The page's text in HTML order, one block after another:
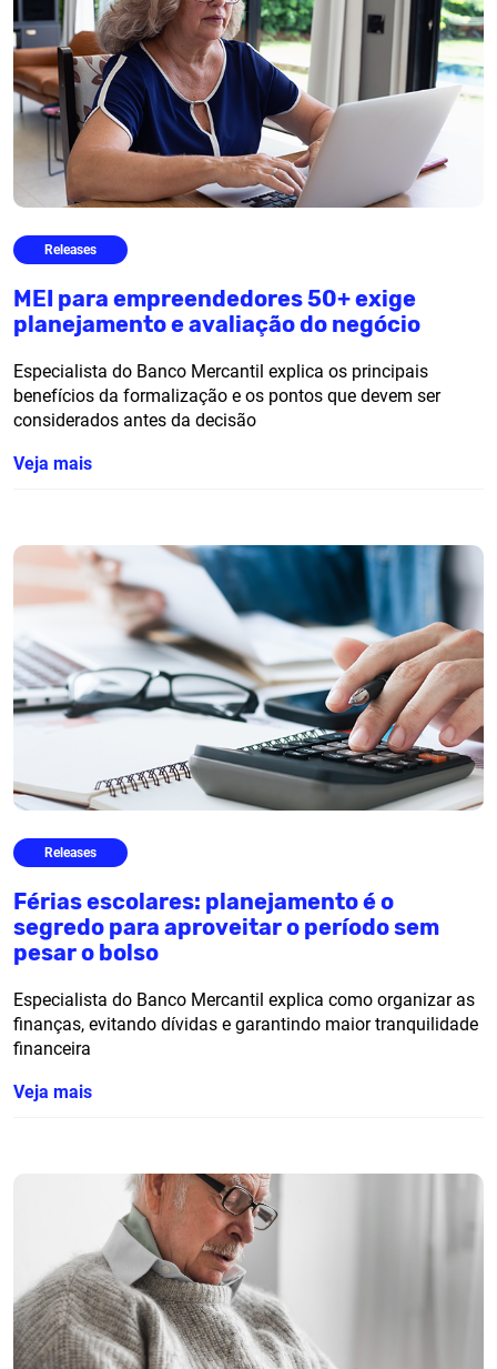
Releases
MEI para empreendedores 50+ exige
planejamento e avaliação do negócio
Especialista do Banco Mercantil explica os principais
benefícios da formalização e os pontos que devem ser
considerados antes da decisão
Veja mais
Releases
Férias escolares: planejamento é o
segredo para aproveitar o período sem
pesar o bolso
Especialista do Banco Mercantil explica como organizar as
finanças, evitando dívidas e garantindo maior tranquilidade
financeira
Veja mais